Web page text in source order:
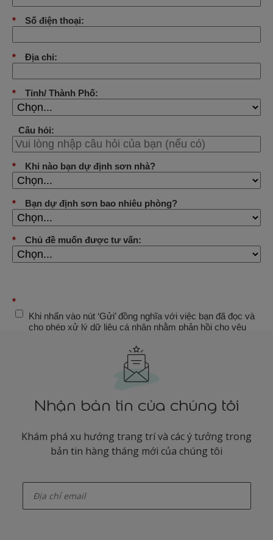
Nhận bản tin của chúng tôi
Khám phá xu hướng trang trí và các ý tưởng trong
bản tin hàng tháng mới của chúng tôi